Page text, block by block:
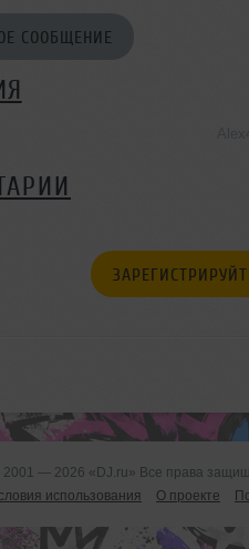
СООБЩЕНИЕ
2001 — 2026 «DJ.ru» Все права
использования
О проекте